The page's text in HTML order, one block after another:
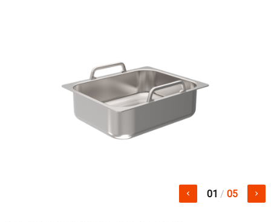
keyboard_arrow_left 01 / 05 keyboard_arrow_right